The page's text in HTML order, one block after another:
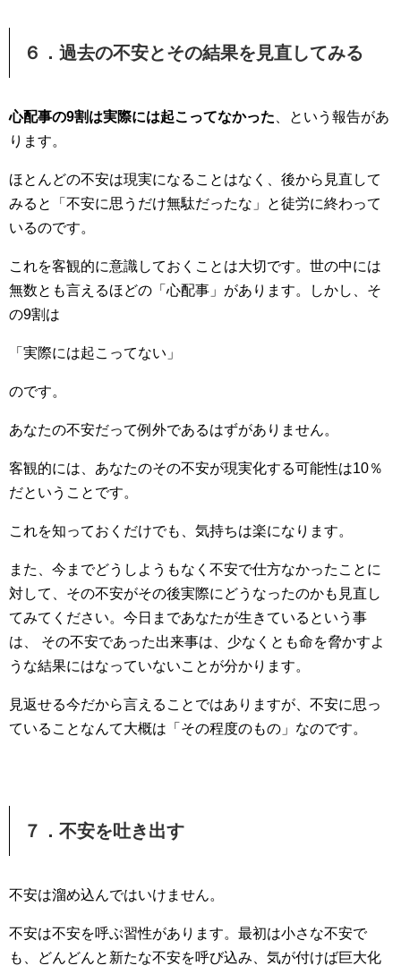
６．過去の不安とその結果を見直してみる
心配事の9割は実際には起こってなかった 、という報告があ
ります。
ほとんどの不安は現実になることはなく、後から見直して
みると「不安に思うだけ無駄だったな」と徒労に終わって
いるのです。
これを客観的に意識しておくことは大切です。世の中には
無数とも言えるほどの「心配事」があります。しかし、そ
の9割は
「実際には起こってない」
のです。
あなたの不安だって例外であるはずがありません。
客観的には、あなたのその不安が現実化する可能性は10％
だということです。
これを知っておくだけでも、気持ちは楽になります。
また、今までどうしようもなく不安で仕方なかったことに
対して、その不安がその後実際にどうなったのかも見直し
てみてください。今日まであなたが生きているという事
は、 その不安であった出来事は、少なくとも命を脅かすよ
うな結果にはなっていないことが分かります。
見返せる今だから言えることではありますが、不安に思っ
ていることなんて大概は「その程度のもの」なのです。
７．不安を吐き出す
不安は溜め込んではいけません。
不安は不安を呼ぶ習性があります。最初は小さな不安で
も、どんどんと新たな不安を呼び込み、気が付けば巨大化